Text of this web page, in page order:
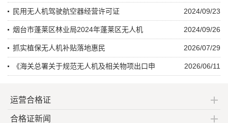
2024/09/23
民用无人机驾驶航空器经营许可证
2024/09/26
烟台市蓬莱区林业局2024年蓬莱区无人机
2026/07/29
抓实植保无人机补贴落地惠民
2026/06/11
《海关总署关于规范无人机及相关物项出口申
运营合格证
合格证新闻